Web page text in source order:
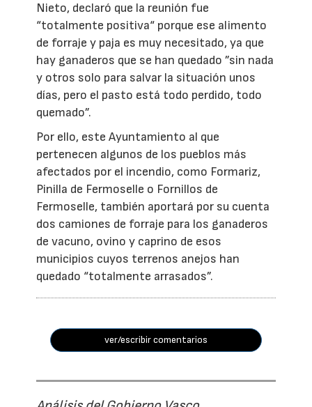
Nieto, declaró que la reunión fue
“totalmente positiva“ porque ese alimento
de forraje y paja es muy necesitado, ya que
hay ganaderos que se han quedado ”sin nada
y otros solo para salvar la situación unos
días, pero el pasto está todo perdido, todo
quemado”.
Por ello, este Ayuntamiento al que
pertenecen algunos de los pueblos más
afectados por el incendio, como Formariz,
Pinilla de Fermoselle o Fornillos de
Fermoselle, también aportará por su cuenta
dos camiones de forraje para los ganaderos
de vacuno, ovino y caprino de esos
municipios cuyos terrenos anejos han
quedado “totalmente arrasados”.
ver/escribir comentarios